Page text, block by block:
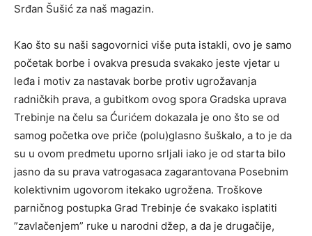
Srđan Šušić za naš magazin.
Kao što su naši sagovornici više puta istakli, ovo je samo
početak borbe i ovakva presuda svakako jeste vjetar u
leđa i motiv za nastavak borbe protiv ugrožavanja
radničkih prava, a gubitkom ovog spora Gradska uprava
Trebinje na čelu sa Ćurićem dokazala je ono što se od
samog početka ove priče (polu)glasno šuškalo, a to je da
su u ovom predmetu uporno srljali iako je od starta bilo
jasno da su prava vatrogasaca zagarantovana Posebnim
kolektivnim ugovorom itekako ugrožena. Troškove
parničnog postupka Grad Trebinje će svakako isplatiti
”zavlačenjem” ruke u narodni džep, a da je drugačije,